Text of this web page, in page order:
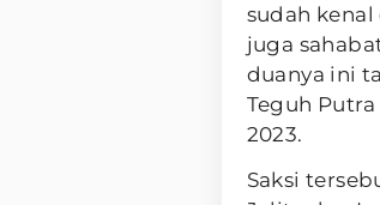
sudah
juga
duanya ini
Teguh
2023.
Saksi